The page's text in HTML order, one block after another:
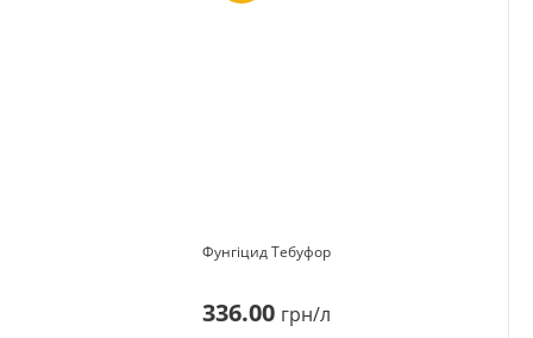
Фунгіцид Тебуфор
336.00 грн/л